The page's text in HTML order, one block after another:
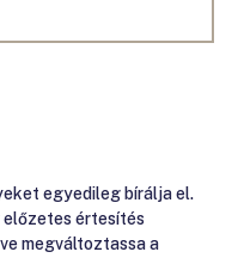
egyedileg bírálja el.
értesítés
megváltoztassa a